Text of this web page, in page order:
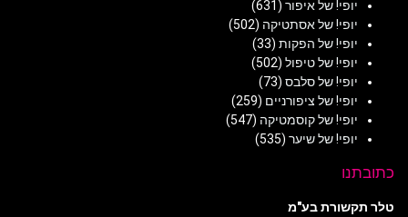
יופי! של איפור (631)
יופי! של אסתטיקה (502)
יופי! של הפקות (33)
יופי! של טיפול (502)
יופי! של סלבס (73)
יופי! של ציפורניים (259)
יופי! של קוסמטיקה (547)
יופי! של שיער (535)
כתובתנו
טלר תקשורת בע"מ